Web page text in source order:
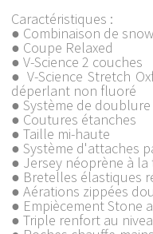
Caractéristiques :
● Combinaison de
● Coupe Relaxed
● V-Science 2 couches
● V-Science Stretch
déperlant non fluoré
● Système de
● Coutures étanches
● Taille mi-haute
● Système d'attaches
● Jersey néoprène à la
● Bretelles élastiques
● Aérations zippées
● Empiècement Stone
● Triple renfort au